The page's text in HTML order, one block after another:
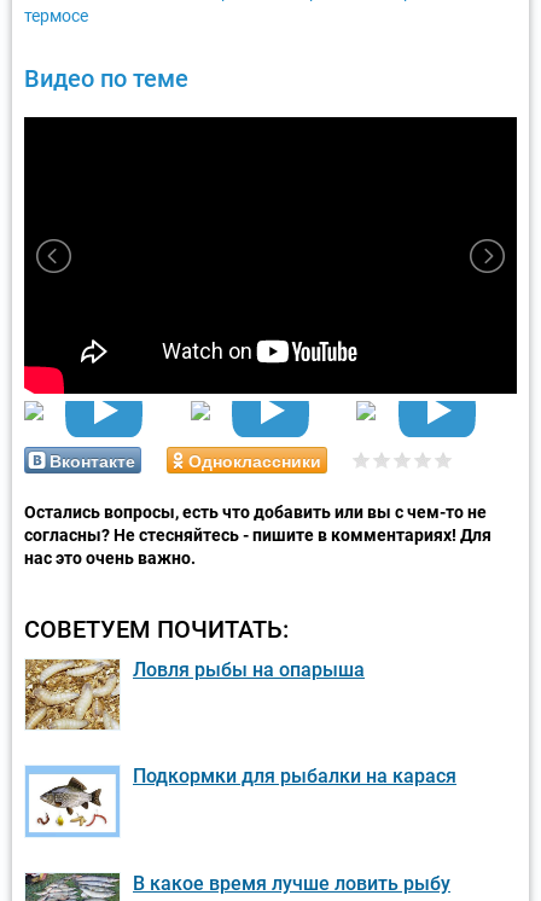
термосе
Видео по теме
Вконтакте Одноклассники
Остались вопросы, есть что добавить или вы с чем-то не
согласны? Не стесняйтесь - пишите в комментариях! Для
нас это очень важно.
СОВЕТУЕМ ПОЧИТАТЬ:
Ловля рыбы на опарыша
Подкормки для рыбалки на карася
В какое время лучше ловить рыбу